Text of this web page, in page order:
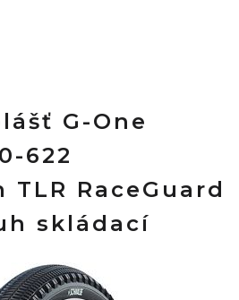
G-One
622
TLR RaceGuard
skládací